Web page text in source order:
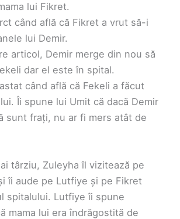
lui Fikret.
când află că Fikret a vrut să-i
lui Demir.
articol, Demir merge din nou să
dar el este în spital.
când află că Fekeli a făcut
Îi spune lui Umit că dacă Demir
sunt frați, nu ar fi mers atât de
târziu, Zuleyha îl vizitează pe
îi aude pe Lutfiye și pe Fikret
spitalului. Lutfiye îi spune
mama lui era îndrăgostită de